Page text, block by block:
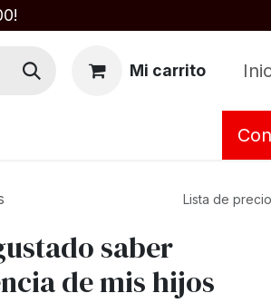
Mi carrito
Lista de
saber
de mis hijos